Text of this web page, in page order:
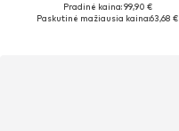
Galimi dydžiai: 36, 37, 38, 39, 40
Pradinė kaina: 99,90 €
Paskutinė mažiausia kaina:63,68 €